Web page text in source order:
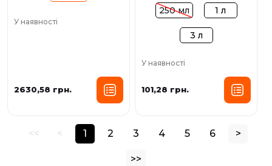
У наявності
2630,58 грн.
250 мл 1 л
3 л
У наявності
101,28 грн.
<< < 1 2 3 4 5 6 >
>>